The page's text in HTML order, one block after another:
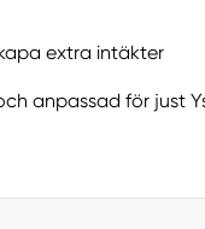
extra intäkter
anpassad för just